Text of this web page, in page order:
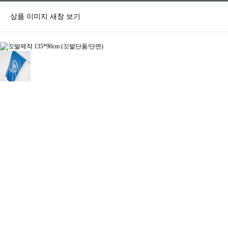
상품 이미지 새창 보기